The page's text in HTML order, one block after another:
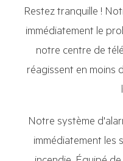
Restez tranquille !
immédiatement le
notre centre de
réagissent en moins
Notre système
immédiatement les